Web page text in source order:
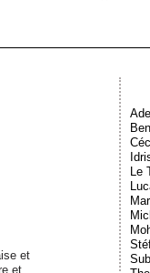
et
et
Le